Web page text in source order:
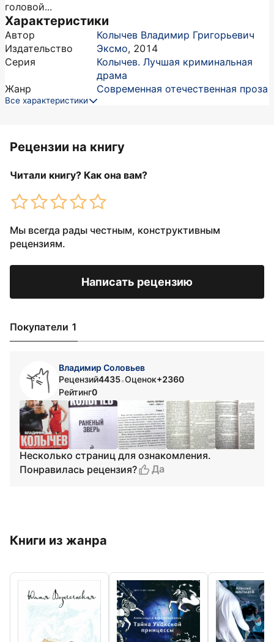
головой...
Характеристики
Автор
Колычев Владимир Григорьевич
Издательство
Эксмо, 2014
Серия
Колычев. Лучшая криминальная
драма
Жанр
Современная отечественная проза
Все характеристики
Рецензии на книгу
Читали книгу? Как она вам?
Мы всегда рады честным, конструктивным
рецензиям.
Написать рецензию
Покупатели 1
Владимир Соловьев
Рецензий4435•Оценок+2360
Рейтинг0
Несколько страниц для ознакомления.
Понравилась рецензия?
Да
Книги из жанра